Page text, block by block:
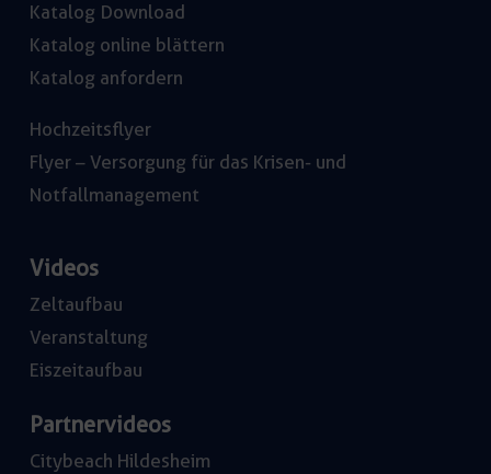
Katalog Download
Katalog online blättern
Katalog anfordern
Hochzeitsflyer
Flyer – Versorgung für das Krisen- und
Notfallmanagement
Videos
Zeltaufbau
Veranstaltung
Eiszeitaufbau
Partnervideos
Citybeach Hildesheim